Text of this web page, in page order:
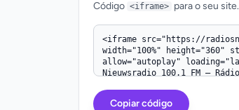
Código <iframe> para o seu site.
Copiar código